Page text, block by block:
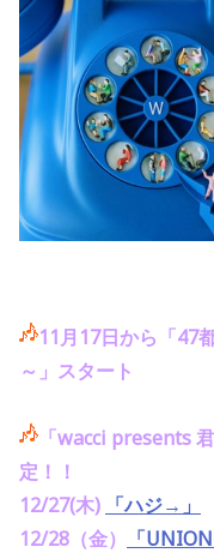
11月17日から「47
～」スタート
「wacci presents
定！！
12/27(木) 「ハジ→」
12/28（金）
「